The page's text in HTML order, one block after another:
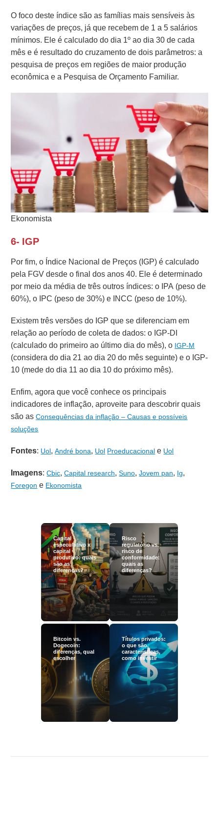
O foco deste índice são as famílias mais sensíveis às
variações de preços, já que recebem de 1 a 5 salários
mínimos. Ele é calculado do dia 1º ao dia 30 de cada
mês e é resultado do cruzamento de dois parâmetros: a
pesquisa de preços em regiões de maior produção
econômica e a Pesquisa de Orçamento Familiar.
Ekonomista
6- IGP
Por fim, o Índice Nacional de Preços (IGP) é calculado
pela FGV desde o final dos anos 40. Ele é determinado
por meio da média de três outros índices: o IPA (peso de
60%), o IPC (peso de 30%) e INCC (peso de 10%).
Existem três versões do IGP que se diferenciam em
relação ao período de coleta de dados: o IGP-DI
(calculado do primeiro ao último dia do mês), o IGP-M
(considera do dia 21 ao dia 20 do mês seguinte) e o IGP-
10 (mede do dia 11 ao dia 10 do próximo mês).
Enfim, agora que você conhece os principais
indicadores de inflação, aproveite para descobrir quais
são asConsequências da inflação – Causas e possíveis
soluções
Fontes: Uol,André bona, Uol Proeducacional e Uol
Imagens:Cbic,Capital research,Suno,Jovem pan, Ig,
Foregon e Ekonomista
Capital
especulativo x
capital
produtivo: quais
são as
diferenças?
Risco
regulatório vs.
risco de
conformidade:
quais as
diferenças?
Bitcoin vs.
Dogecoin:
diferenças, qual
escolher
Títulos privados:
o que são,
características,
como investir